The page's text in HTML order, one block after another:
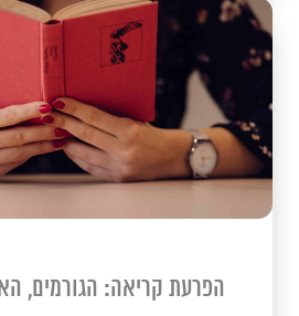
הפרעת קריאה: הגורמים,